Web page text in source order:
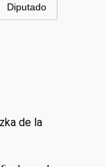
Diputado
de la